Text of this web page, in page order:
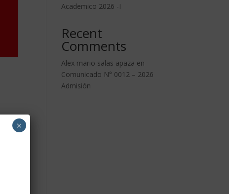
Academico 2026 -I
Recent
Comments
Alex mario salas apaza en
Comunicado N° 0012 – 2026
Admisión
×